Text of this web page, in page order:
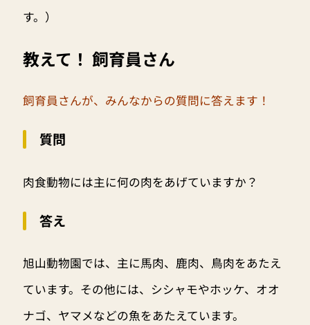
す。）
教えて！ 飼育員さん
飼育員さんが、みんなからの質問に答えます！
質問
肉食動物には主に何の肉をあげていますか？
答え
旭山動物園では、主に馬肉、鹿肉、鳥肉をあたえ
ています。その他には、シシャモやホッケ、オオ
ナゴ、ヤマメなどの魚をあたえています。